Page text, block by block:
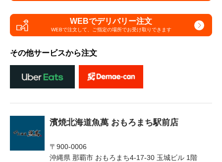
WEBでデリバリー注文
WEBで注文して、 ご指定の場所でお受け取りできます
その他サービスから注文
濱焼北海道魚萬 おもろまち駅前店
〒900-0006
沖縄県 那覇市 おもろまち4-17-30 玉城ビル 1階